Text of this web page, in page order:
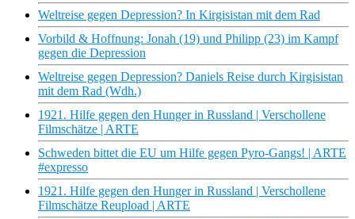
Weltreise gegen Depression? In Kirgisistan mit dem Rad
Vorbild & Hoffnung: Jonah (19) und Philipp (23) im Kampf
gegen die Depression
Weltreise gegen Depression? Daniels Reise durch Kirgisistan
mit dem Rad (Wdh.)
1921. Hilfe gegen den Hunger in Russland | Verschollene
Filmschätze | ARTE
Schweden bittet die EU um Hilfe gegen Pyro-Gangs! | ARTE
#expresso
1921. Hilfe gegen den Hunger in Russland | Verschollene
Filmschätze Reupload | ARTE